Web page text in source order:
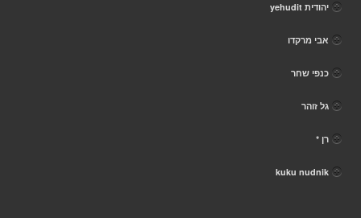
יהודית yehudit
אבי מרקדו
כנפי שחר
גל זוהר
רן *
kuku nudnik